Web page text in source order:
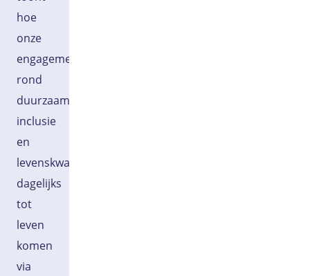
hoe
onze
engagementen
rond
duurzaamheid,
inclusie
en
levenskwaliteit
dagelijks
tot
leven
komen
via